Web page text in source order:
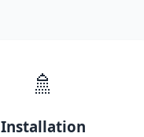
🚿
Installation